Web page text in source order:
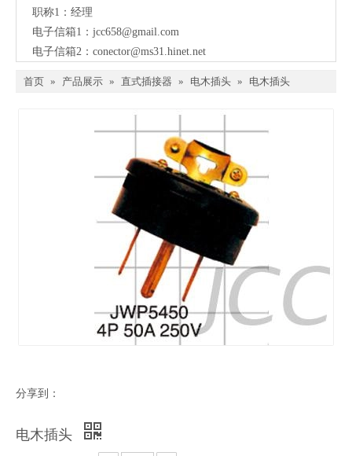
职称1： 经理
电子信箱1： jcc658@gmail.com
电子信箱2： conector@ms31.hinet.net
首页 » 产品展示 » 直式插接器 » 电木插头 » 电木插头
分享到：
电木插头